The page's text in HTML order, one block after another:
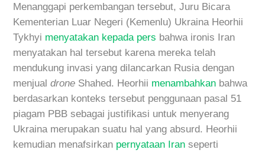
Menanggapi perkembangan tersebut, Juru Bicara
Kementerian Luar Negeri (Kemenlu) Ukraina Heorhii
Tykhyi menyatakan kepada pers bahwa ironis Iran
menyatakan hal tersebut karena mereka telah
mendukung invasi yang dilancarkan Rusia dengan
menjualdrone Shahed. Heorhii menambahkan bahwa
berdasarkan konteks tersebut penggunaan pasal 51
piagam PBB sebagai justifikasi untuk menyerang
Ukraina merupakan suatu hal yang absurd. Heorhii
kemudian menafsirkan pernyataan Iran seperti